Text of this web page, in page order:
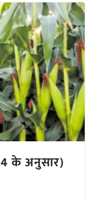
के अनुसार)